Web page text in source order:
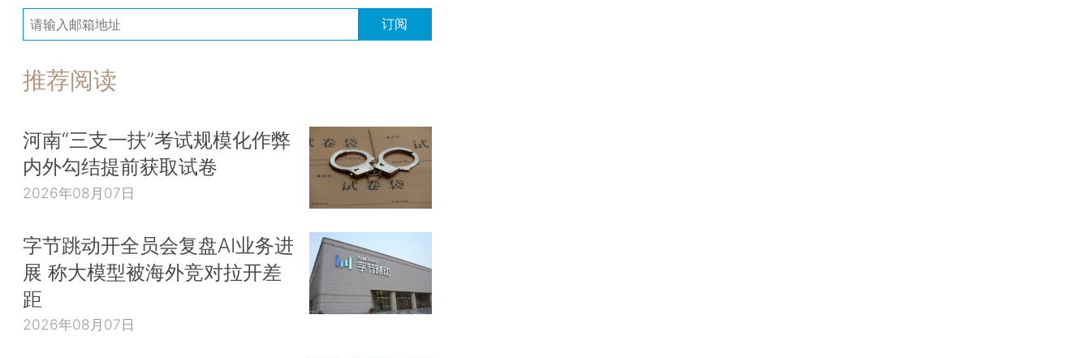
订阅
推荐阅读
河南“三支一扶”考试规模化作弊
内外勾结提前获取试卷
2026年08月07日
字节跳动开全员会复盘AI业务进
展 称大模型被海外竞对拉开差
距
2026年08月07日